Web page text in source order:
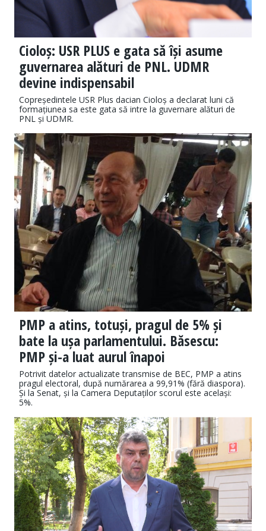
Cioloș: USR PLUS e gata să își asume
guvernarea alături de PNL. UDMR
devine indispensabil
Copreședintele USR Plus dacian Cioloș a declarat luni că
formațiunea sa este gata să intre la guvernare alături de
PNL și UDMR.
PMP a atins, totuși, pragul de 5% și
bate la ușa parlamentului. Băsescu:
PMP și-a luat aurul înapoi
Potrivit datelor actualizate transmise de BEC, PMP a atins
pragul electoral, după numărarea a 99,91% (fără diaspora).
Și la Senat, și la Camera Deputaților scorul este același:
5%.